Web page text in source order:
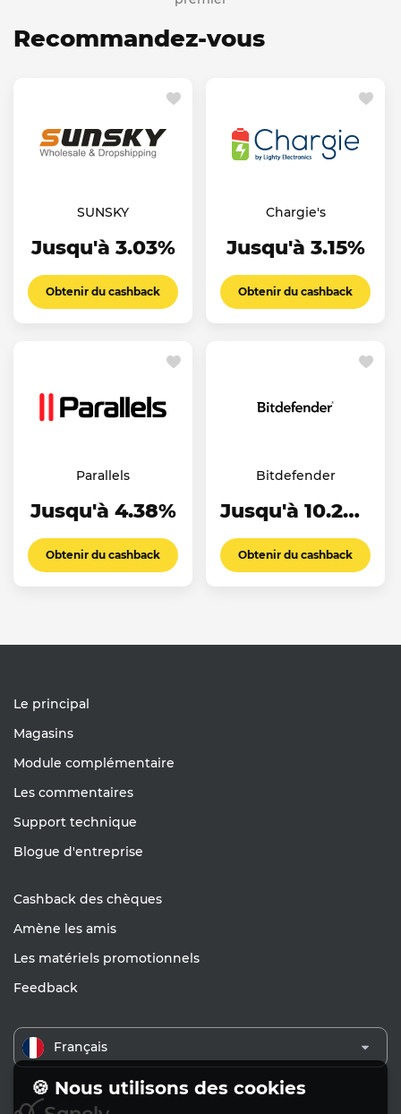
Recommandez-vous
SUNSKY
Jusqu'à 3.03%
Obtenir du cashback
Chargie's
Jusqu'à 3.15%
Obtenir du cashback
Parallels
Jusqu'à 4.38%
Obtenir du cashback
Bitdefender
Jusqu'à 10.23%
Obtenir du cashback
Le principal
Magasins
Module complémentaire
Les commentaires
Support technique
Blogue d'entreprise
Cashback des chèques
Amène les amis
Les matériels promotionnels
Feedback
Français
🍪 Nous utilisons des cookies